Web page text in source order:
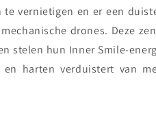
vernietigen en er een
drones. Deze
stelen hun Inner Smile-
harten verduistert van